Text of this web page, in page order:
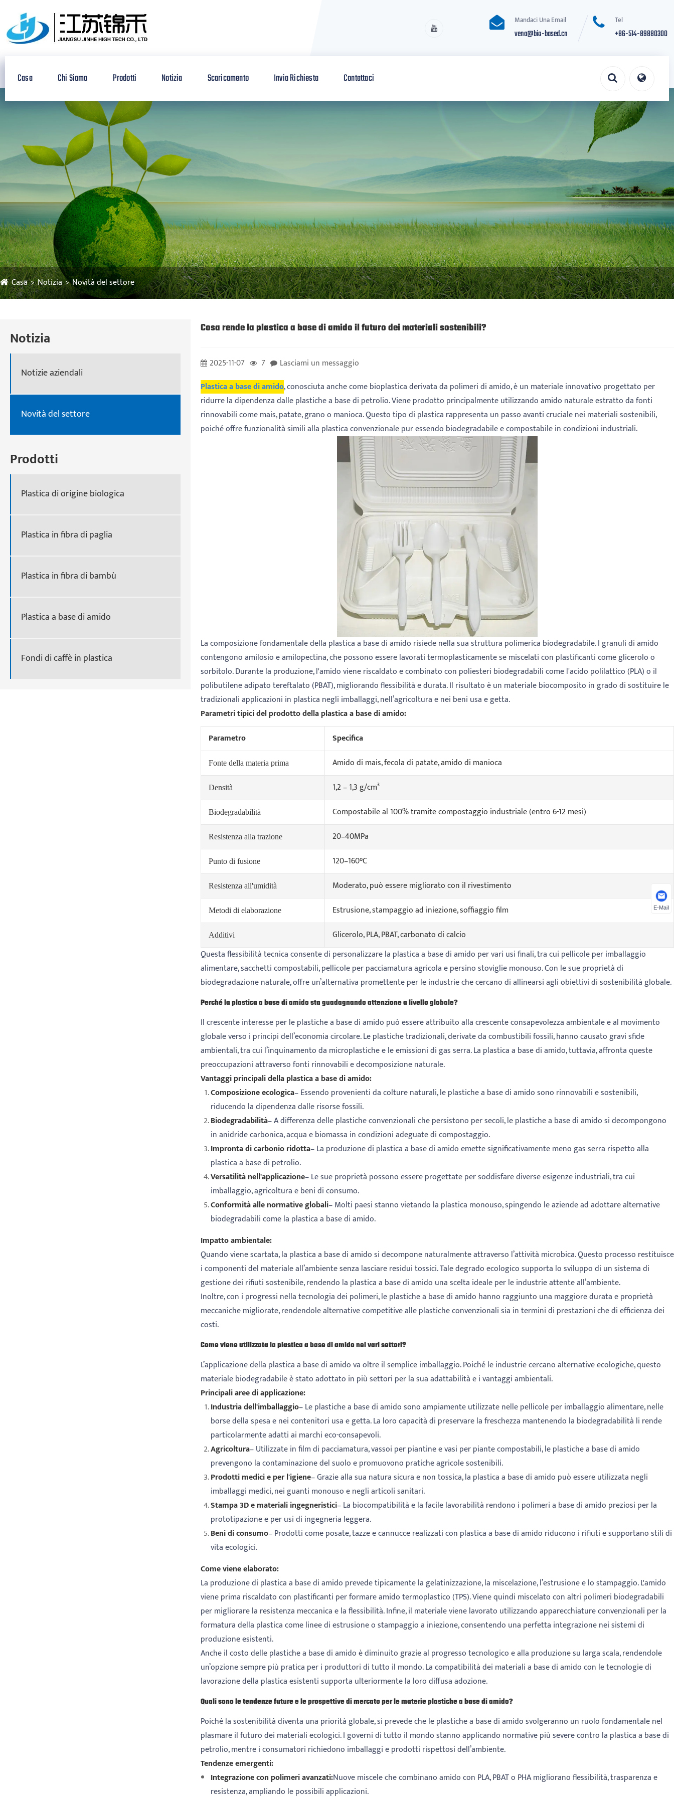
Mandaci Una Email
vena@bio-based.cn
Tel
+86-514-89880300
Casa Chi Siamo Prodotti Notizia Scaricamento Invia Richiesta Contattaci
Casa Notizia Novità del settore
Notizia
Notizie aziendali
Novità del settore
Prodotti
Plastica di origine biologica
Plastica in fibra di paglia
Plastica in fibra di bambù
Plastica a base di amido
Fondi di caffè in plastica
Cosa rende la plastica a base di amido il futuro dei materiali sostenibili?
2025-11-07 7
Lasciami un messaggio
Plastica a base di amido, conosciuta anche come bioplastica derivata da polimeri di amido, è un materiale innovativo progettato per
ridurre la dipendenza dalle plastiche a base di petrolio. Viene prodotto principalmente utilizzando amido naturale estratto da fonti
rinnovabili come mais, patate, grano o manioca. Questo tipo di plastica rappresenta un passo avanti cruciale nei materiali sostenibili,
poiché offre funzionalità simili alla plastica convenzionale pur essendo biodegradabile e compostabile in condizioni industriali.
La composizione fondamentale della plastica a base di amido risiede nella sua struttura polimerica biodegradabile. I granuli di amido
contengono amilosio e amilopectina, che possono essere lavorati termoplasticamente se miscelati con plastificanti come glicerolo o
sorbitolo. Durante la produzione, l'amido viene riscaldato e combinato con poliesteri biodegradabili come l'acido polilattico (PLA) o il
polibutilene adipato tereftalato (PBAT), migliorando flessibilità e durata. Il risultato è un materiale biocomposito in grado di sostituire le
tradizionali applicazioni in plastica negli imballaggi, nell’agricoltura e nei beni usa e getta.
Parametri tipici del prodotto della plastica a base di amido:
Parametro
Specifica
Fonte della materia prima Amido di mais, fecola di patate, amido di manioca
Densità 1,2 – 1,3 g/cm³
Biodegradabilità Compostabile al 100% tramite compostaggio industriale (entro 6-12 mesi)
Resistenza alla trazione 20–40MPa
Punto di fusione 120–160°C
Resistenza all'umidità Moderato, può essere migliorato con il rivestimento
Metodi di elaborazione Estrusione, stampaggio ad iniezione, soffiaggio film
Additivi
Glicerolo, PLA, PBAT, carbonato di calcio
Questa flessibilità tecnica consente di personalizzare la plastica a base di amido per vari usi finali, tra cui pellicole per imballaggio
alimentare, sacchetti compostabili, pellicole per pacciamatura agricola e persino stoviglie monouso. Con le sue proprietà di
biodegradazione naturale, offre un’alternativa promettente per le industrie che cercano di allinearsi agli obiettivi di sostenibilità globale.
Perché la plastica a base di amido sta guadagnando attenzione a livello globale?
Il crescente interesse per le plastiche a base di amido può essere attribuito alla crescente consapevolezza ambientale e al movimento
globale verso i principi dell’economia circolare. Le plastiche tradizionali, derivate da combustibili fossili, hanno causato gravi sfide
ambientali, tra cui l’inquinamento da microplastiche e le emissioni di gas serra. La plastica a base di amido, tuttavia, affronta queste
preoccupazioni attraverso fonti rinnovabili e decomposizione naturale.
Vantaggi principali della plastica a base di amido:
Composizione ecologica– Essendo provenienti da colture naturali, le plastiche a base di amido sono rinnovabili e sostenibili,
riducendo la dipendenza dalle risorse fossili.
Biodegradabilità– A differenza delle plastiche convenzionali che persistono per secoli, le plastiche a base di amido si decompongono
in anidride carbonica, acqua e biomassa in condizioni adeguate di compostaggio.
Impronta di carbonio ridotta– La produzione di plastica a base di amido emette significativamente meno gas serra rispetto alla
plastica a base di petrolio.
Versatilità nell'applicazione– Le sue proprietà possono essere progettate per soddisfare diverse esigenze industriali, tra cui
imballaggio, agricoltura e beni di consumo.
Conformità alle normative globali– Molti paesi stanno vietando la plastica monouso, spingendo le aziende ad adottare alternative
biodegradabili come la plastica a base di amido.
Impatto ambientale:
Quando viene scartata, la plastica a base di amido si decompone naturalmente attraverso l’attività microbica. Questo processo restituisce
i componenti del materiale all’ambiente senza lasciare residui tossici. Tale degrado ecologico supporta lo sviluppo di un sistema di
gestione dei rifiuti sostenibile, rendendo la plastica a base di amido una scelta ideale per le industrie attente all’ambiente.
Inoltre, con i progressi nella tecnologia dei polimeri, le plastiche a base di amido hanno raggiunto una maggiore durata e proprietà
meccaniche migliorate, rendendole alternative competitive alle plastiche convenzionali sia in termini di prestazioni che di efficienza dei
costi.
Come viene utilizzata la plastica a base di amido nei vari settori?
L’applicazione della plastica a base di amido va oltre il semplice imballaggio. Poiché le industrie cercano alternative ecologiche, questo
materiale biodegradabile è stato adottato in più settori per la sua adattabilità e i vantaggi ambientali.
Principali aree di applicazione:
Industria dell'imballaggio– Le plastiche a base di amido sono ampiamente utilizzate nelle pellicole per imballaggio alimentare, nelle
borse della spesa e nei contenitori usa e getta. La loro capacità di preservare la freschezza mantenendo la biodegradabilità li rende
particolarmente adatti ai marchi eco-consapevoli.
Agricoltura– Utilizzate in film di pacciamatura, vassoi per piantine e vasi per piante compostabili, le plastiche a base di amido
prevengono la contaminazione del suolo e promuovono pratiche agricole sostenibili.
Prodotti medici e per l'igiene– Grazie alla sua natura sicura e non tossica, la plastica a base di amido può essere utilizzata negli
imballaggi medici, nei guanti monouso e negli articoli sanitari.
Stampa 3D e materiali ingegneristici– La biocompatibilità e la facile lavorabilità rendono i polimeri a base di amido preziosi per la
prototipazione e per usi di ingegneria leggera.
Beni di consumo– Prodotti come posate, tazze e cannucce realizzati con plastica a base di amido riducono i rifiuti e supportano stili di
vita ecologici.
Come viene elaborato:
La produzione di plastica a base di amido prevede tipicamente la gelatinizzazione, la miscelazione, l’estrusione e lo stampaggio. L'amido
viene prima riscaldato con plastificanti per formare amido termoplastico (TPS). Viene quindi miscelato con altri polimeri biodegradabili
per migliorare la resistenza meccanica e la flessibilità. Infine, il materiale viene lavorato utilizzando apparecchiature convenzionali per la
formatura della plastica come linee di estrusione o stampaggio a iniezione, consentendo una perfetta integrazione nei sistemi di
produzione esistenti.
Anche il costo delle plastiche a base di amido è diminuito grazie al progresso tecnologico e alla produzione su larga scala, rendendole
un’opzione sempre più pratica per i produttori di tutto il mondo. La compatibilità dei materiali a base di amido con le tecnologie di
lavorazione della plastica esistenti supporta ulteriormente la loro diffusa adozione.
Quali sono le tendenze future e le prospettive di mercato per le materie plastiche a base di amido?
Poiché la sostenibilità diventa una priorità globale, si prevede che le plastiche a base di amido svolgeranno un ruolo fondamentale nel
plasmare il futuro dei materiali ecologici. I governi di tutto il mondo stanno applicando normative più severe contro la plastica a base di
petrolio, mentre i consumatori richiedono imballaggi e prodotti rispettosi dell’ambiente.
Tendenze emergenti:
Integrazione con polimeri avanzati:Nuove miscele che combinano amido con PLA, PBAT o PHA migliorano flessibilità, trasparenza e
resistenza, ampliando le possibili applicazioni.
E-Mail